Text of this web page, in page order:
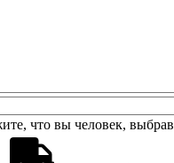
что вы человек, выбрав